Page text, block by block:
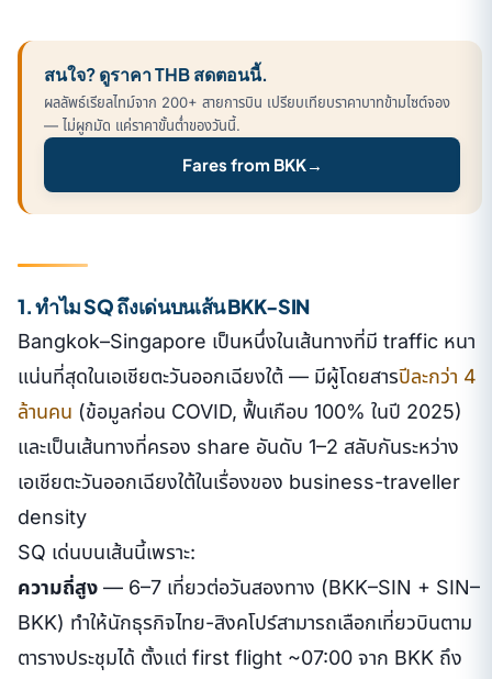
สนใจ? ดูราคา THB สดตอนนี้.
ผลลัพธ์เรียลไทม์จาก 200+ สายการบิน เปรียบเทียบราคาบาทข้ามไซต์จอง
— ไม่ผูกมัด แค่ราคาขั้นต่ำของวันนี้.
Fares from BKK→
1. ทำไม SQ ถึงเด่นบนเส้น BKK-SIN
Bangkok–Singapore เป็นหนึ่งในเส้นทางที่มี traffic หนา
แน่นที่สุดในเอเชียตะวันออกเฉียงใต้ — มีผู้โดยสารปีละกว่า 4
ล้านคน (ข้อมูลก่อน COVID, ฟื้นเกือบ 100% ในปี 2025)
และเป็นเส้นทางที่ครอง share อันดับ 1–2 สลับกันระหว่าง
เอเชียตะวันออกเฉียงใต้ในเรื่องของ business-traveller
density
SQ เด่นบนเส้นนี้เพราะ:
ความถี่สูง — 6–7 เที่ยวต่อวันสองทาง (BKK–SIN + SIN–
BKK) ทำให้นักธุรกิจไทย-สิงคโปร์สามารถเลือกเที่ยวบินตาม
ตารางประชุมได้ ตั้งแต่ first flight ~07:00 จาก BKK ถึง